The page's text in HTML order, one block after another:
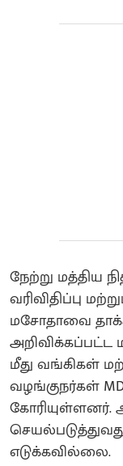
நேற்று மத்திய
வரிவிதிப்பு
மசோதாவை
மீது வங்கிகள்
வழங்குநர்கள்
எடுக்கவில்லை.